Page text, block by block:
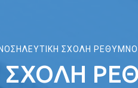
ΝΟΣΗΛΕΥΤΙΚΗ ΣΧΟΛΗ
ΣΧΟΛΗ